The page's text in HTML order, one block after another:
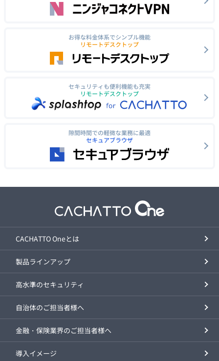
お得な料金体系でシンプル機能
リモートデスクトップ
セキュリティも便利機能も充実
リモートデスクトップ
隙間時間での軽微な業務に最適
セキュアブラウザ
CACHATTO Oneとは
製品ラインアップ
高水準のセキュリティ
自治体のご担当者様へ
金融・保険業界のご担当者様へ
導入イメージ